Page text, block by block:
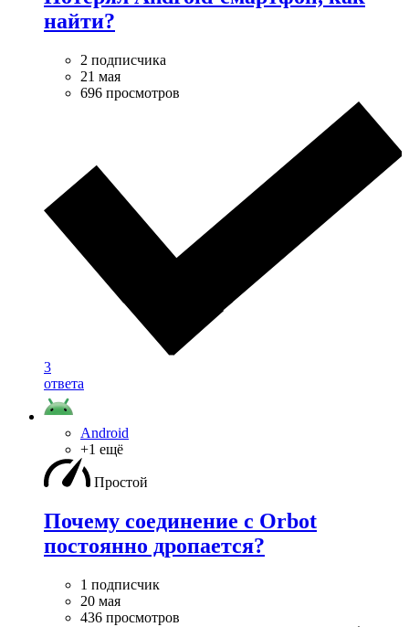
найти?
2 подписчика
21 мая
696 просмотров
3
ответа
Android
+1 ещё
Простой
Почему соединение с Orbot
постоянно дропается?
1 подписчик
20 мая
436 просмотров